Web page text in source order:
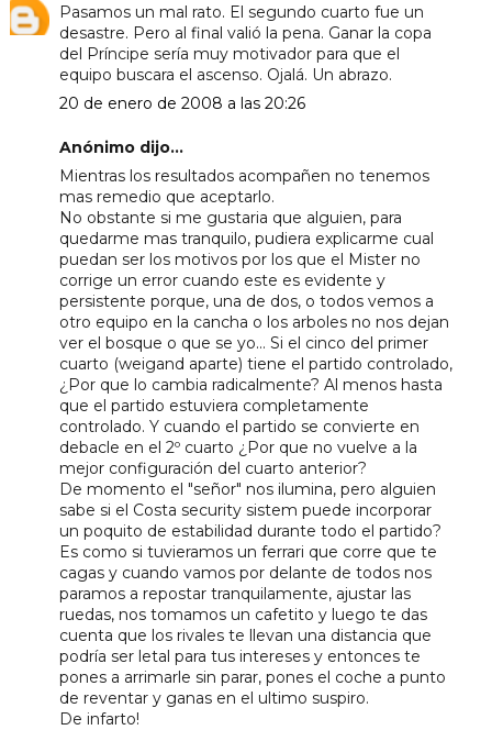
Pasamos un mal rato. El segundo cuarto fue un
desastre. Pero al final valió la pena. Ganar la copa
del Príncipe sería muy motivador para que el
equipo buscara el ascenso. Ojalá. Un abrazo.
20 de enero de 2008 a las 20:26
Anónimo dijo...
Mientras los resultados acompañen no tenemos
mas remedio que aceptarlo.
No obstante si me gustaria que alguien, para
quedarme mas tranquilo, pudiera explicarme cual
puedan ser los motivos por los que el Mister no
corrige un error cuando este es evidente y
persistente porque, una de dos, o todos vemos a
otro equipo en la cancha o los arboles no nos dejan
ver el bosque o que se yo... Si el cinco del primer
cuarto (weigand aparte) tiene el partido controlado,
¿Por que lo cambia radicalmente? Al menos hasta
que el partido estuviera completamente
controlado. Y cuando el partido se convierte en
debacle en el 2º cuarto ¿Por que no vuelve a la
mejor configuración del cuarto anterior?
De momento el "señor" nos ilumina, pero alguien
sabe si el Costa security sistem puede incorporar
un poquito de estabilidad durante todo el partido?
Es como si tuvieramos un ferrari que corre que te
cagas y cuando vamos por delante de todos nos
paramos a repostar tranquilamente, ajustar las
ruedas, nos tomamos un cafetito y luego te das
cuenta que los rivales te llevan una distancia que
podría ser letal para tus intereses y entonces te
pones a arrimarle sin parar, pones el coche a punto
de reventar y ganas en el ultimo suspiro.
De infarto!